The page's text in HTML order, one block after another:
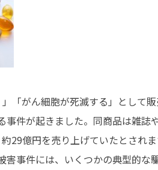
「がん細胞が死滅する」として
件が起きました。同商品は雑誌
29億円を売り上げていたとされ
害事件には、いくつかの典型的な